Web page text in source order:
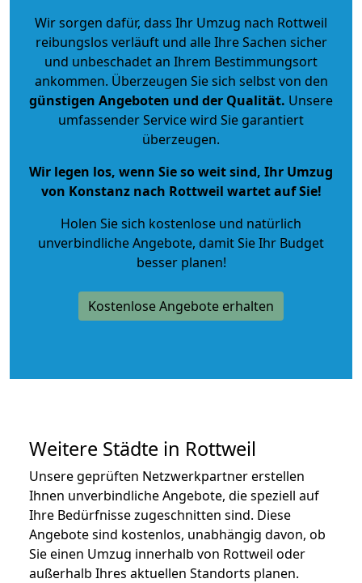
Wir sorgen dafür, dass Ihr Umzug nach Rottweil
reibungslos verläuft und alle Ihre Sachen sicher
und unbeschadet an Ihrem Bestimmungsort
ankommen. Überzeugen Sie sich selbst von den
günstigen Angeboten und der Qualität. Unsere
umfassender Service wird Sie garantiert
überzeugen.
Wir legen los, wenn Sie so weit sind, Ihr Umzug
von Konstanz nach Rottweil wartet auf Sie!
Holen Sie sich kostenlose und natürlich
unverbindliche Angebote, damit Sie Ihr Budget
besser planen!
Kostenlose Angebote erhalten
Weitere Städte in Rottweil
Unsere geprüften Netzwerkpartner erstellen
Ihnen unverbindliche Angebote, die speziell auf
Ihre Bedürfnisse zugeschnitten sind. Diese
Angebote sind kostenlos, unabhängig davon, ob
Sie einen Umzug innerhalb von Rottweil oder
außerhalb Ihres aktuellen Standorts planen.